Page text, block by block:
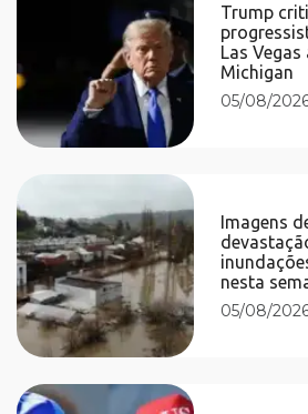
Trump
Las
Michigan
05/08/
Imagens
nesta
05/08/